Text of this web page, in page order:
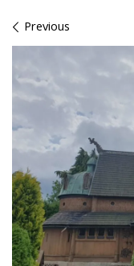
Images navigation
Previous